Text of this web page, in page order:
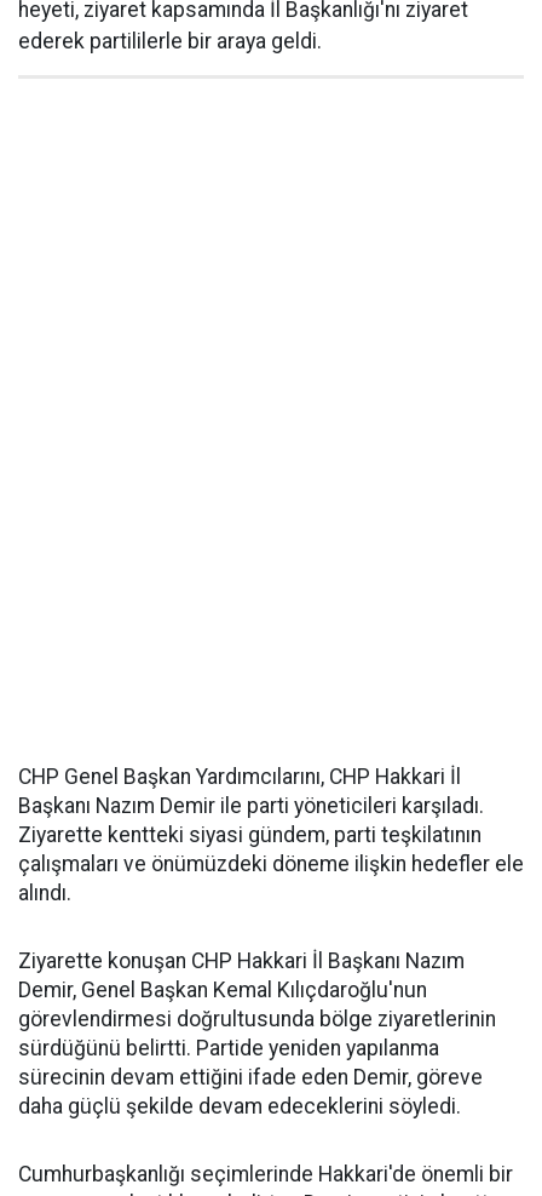
heyeti, ziyaret kapsamında İl Başkanlığı'nı ziyaret
ederek partililerle bir araya geldi.
CHP Genel Başkan Yardımcılarını, CHP Hakkari İl
Başkanı Nazım Demir ile parti yöneticileri karşıladı.
Ziyarette kentteki siyasi gündem, parti teşkilatının
çalışmaları ve önümüzdeki döneme ilişkin hedefler ele
alındı.
Ziyarette konuşan CHP Hakkari İl Başkanı Nazım
Demir, Genel Başkan Kemal Kılıçdaroğlu'nun
görevlendirmesi doğrultusunda bölge ziyaretlerinin
sürdüğünü belirtti. Partide yeniden yapılanma
sürecinin devam ettiğini ifade eden Demir, göreve
daha güçlü şekilde devam edeceklerini söyledi.
Cumhurbaşkanlığı seçimlerinde Hakkari'de önemli bir